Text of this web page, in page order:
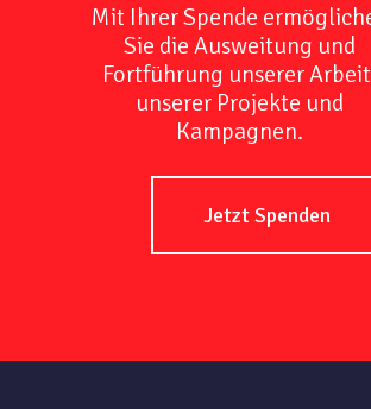
Mit Ihrer Spende
Sie die Ausweitung und
Fortführung unserer
unserer Projekte und
Kampagnen.
Jetzt Spenden